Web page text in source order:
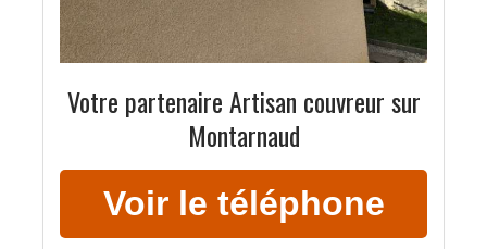
Votre partenaire Artisan couvreur sur
Montarnaud